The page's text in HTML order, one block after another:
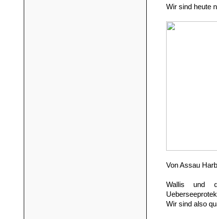
Wir sind heute
Von Assau
Wallis und
Wir sind also